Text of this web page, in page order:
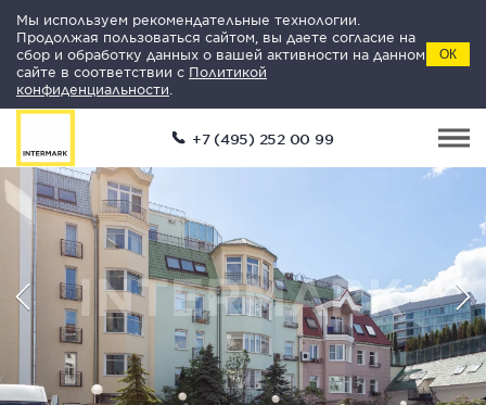
Мы используем рекомендательные технологии.
Продолжая пользоваться сайтом, вы даете согласие на
сбор и обработку данных о вашей активности на данном
сайте в соответствии с Политикой
конфиденциальности
ОК
+7 (495) 252 00 99